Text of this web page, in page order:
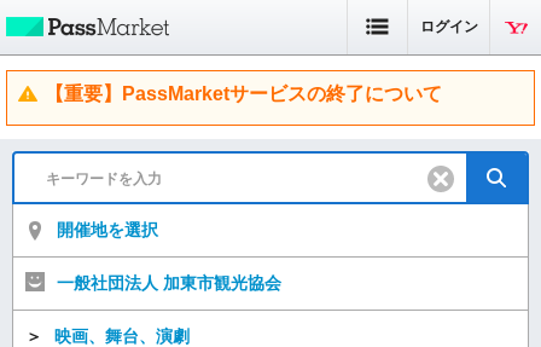
ログイン
【重要】PassMarketサービスの終了について
開催地を選択
一般社団法人 加東市観光協会
＞ 映画、舞台、演劇